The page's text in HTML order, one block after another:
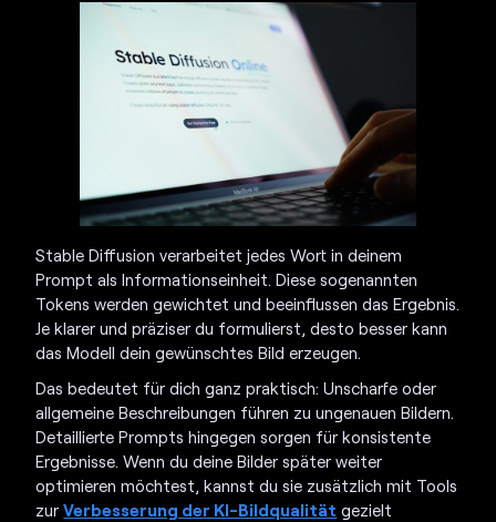
Stable Diffusion verarbeitet jedes Wort in deinem
Prompt als Informationseinheit. Diese sogenannten
Tokens werden gewichtet und beeinflussen das Ergebnis.
Je klarer und präziser du formulierst, desto besser kann
das Modell dein gewünschtes Bild erzeugen.
Das bedeutet für dich ganz praktisch: Unscharfe oder
allgemeine Beschreibungen führen zu ungenauen Bildern.
Detaillierte Prompts hingegen sorgen für konsistente
Ergebnisse. Wenn du deine Bilder später weiter
optimieren möchtest, kannst du sie zusätzlich mit Tools
zurVerbesserung der KI-Bildqualität gezielt